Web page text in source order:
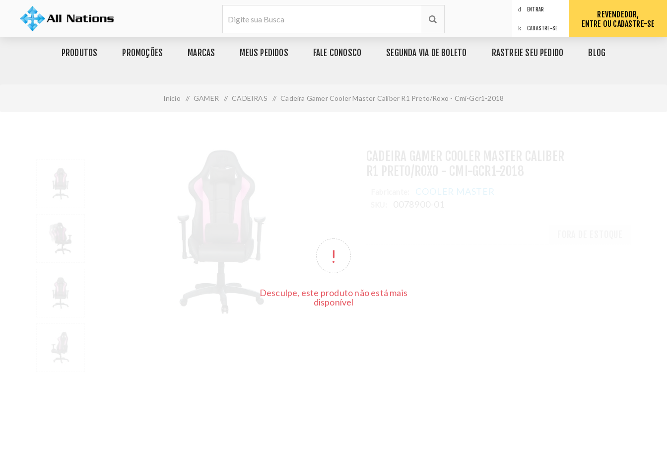
ENTRAR
CADASTRE-SE
REVENDEDOR,
ENTRE OU CADASTRE-SE
PRODUTOS PROMOÇÕES MARCAS MEUS PEDIDOS FALE CONOSCO SEGUNDA VIA DE BOLETO RASTREIE SEU PEDIDO BLOG
Início / GAMER / CADEIRAS / Cadeira Gamer Cooler Master Caliber R1 Preto/Roxo - Cmi-Gcr1-2018
Desculpe, este produto não está mais
disponível
COOLER MASTER